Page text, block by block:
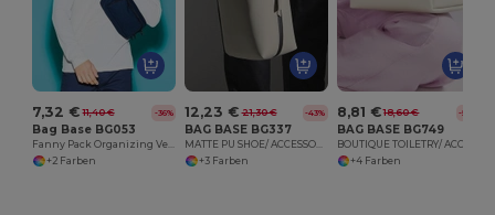
7,32 € 11,40 € -36%
Bag Base BG053
Fanny Pack Organizing Verstellbarer Gürtel
+2 Farben
12,23 € 21,30 € -43%
BAG BASE BG337
MATTE PU SHOE/ ACCESSORY BAG
+3 Farben
8,81 € 18,60 € -53%
BAG BASE BG749
+4 Farben